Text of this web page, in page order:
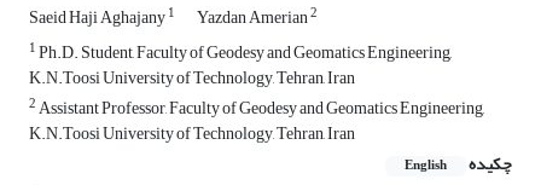
Saeid Haji Aghajany1 Yazdan Amerian2
1Ph.D. Student, Faculty of Geodesy and Geomatics Engineering,
K.N.Toosi University of Technology, Tehran, Iran
2Assistant Professor, Faculty of Geodesy and Geomatics Engineering,
K.N.Toosi University of Technology, Tehran, Iran
چکیده
English